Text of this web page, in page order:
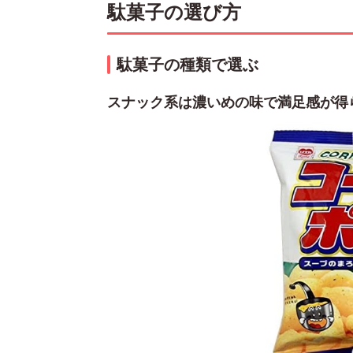
駄菓子の選び方
駄菓子の種類で選ぶ
スナック系は濃いめの味で満足感が得